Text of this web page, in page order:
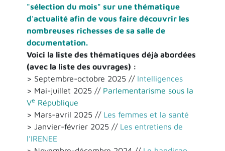
"sélection du mois" sur une thématique
d'actualité afin de vous faire découvrir les
nombreuses richesses de sa salle de
documentation.
Voici la liste des thématiques déjà abordées
(avec la liste des ouvrages) :
> Septembre-octobre 2025 // Intelligences
> Mai-juillet 2025 // Parlementarisme sous la
Ve République
> Mars-avril 2025 // Les femmes et la santé
> Janvier-février 2025 // Les entretiens de
l’IRENEE